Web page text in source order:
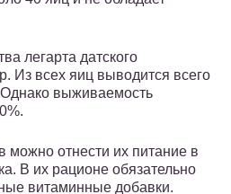
легарта датского
Из всех яиц выводится всего
выживаемость
можно отнести их питание в
В их рационе обязательно
витаминные добавки.